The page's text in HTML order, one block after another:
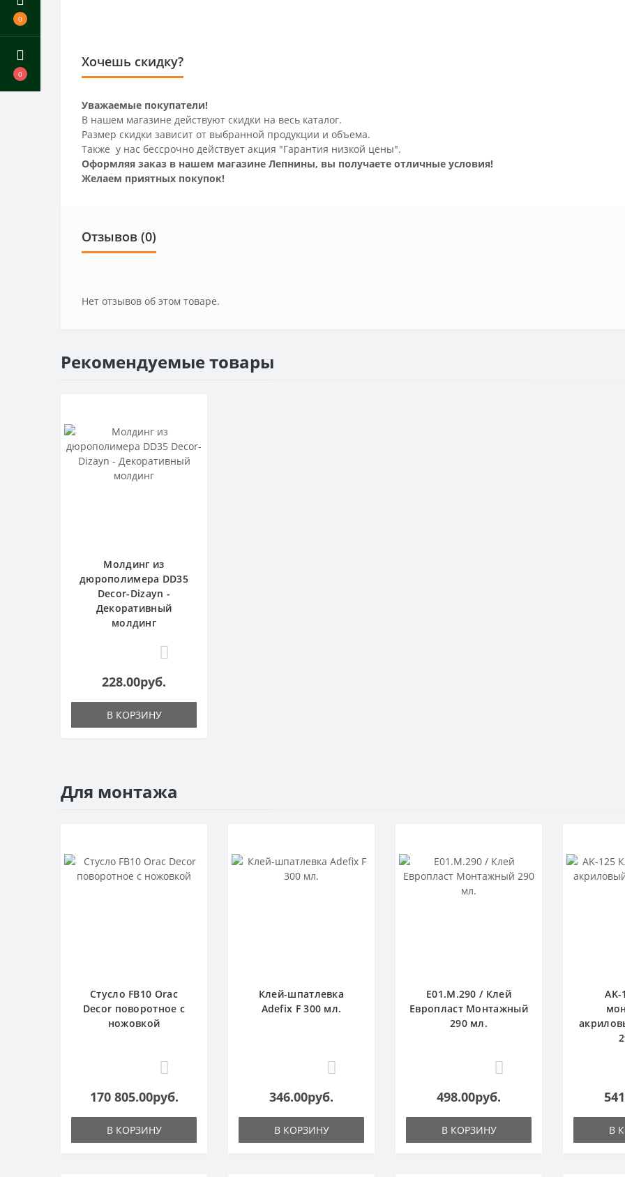
0
0
Хочешь скидку?
Уважаемые покупатели!
В нашем магазине действуют скидки на весь каталог.
Размер скидки зависит от выбранной продукции и объема.
Также у нас бессрочно действует акция "Гарантия низкой цены".
Оформляя заказ в нашем магазине Лепнины, вы получаете отличные условия!
Желаем приятных покупок!
Отзывов (0)
Нет отзывов об этом товаре.
Рекомендуемые товары
Молдинг из
дюрополимера DD35
Decor-Dizayn -
Декоративный
молдинг
228.00руб.
В КОРЗИНУ
Для монтажа
Стусло FB10 Orac
Decor поворотное с
ножовкой
170 805.00руб.
В КОРЗИНУ
Клей-шпатлевка
Adefix F 300 мл.
346.00руб.
В КОРЗИНУ
E01.M.290 / Клей
Европласт Монтажный
290 мл.
498.00руб.
В КОРЗИНУ В